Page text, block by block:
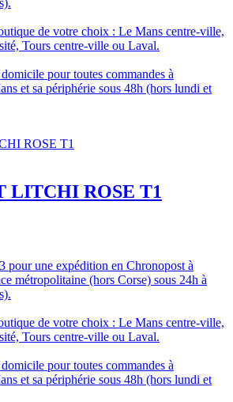
de votre choix : Le Mans centre-ville,
Tours centre-ville ou Laval.
pour toutes commandes à
et sa périphérie sous 48h (hors lundi et
LITCHI ROSE T1
pour une expédition en Chronopost à
métropolitaine (hors Corse) sous 24h à
de votre choix : Le Mans centre-ville,
Tours centre-ville ou Laval.
pour toutes commandes à
et sa périphérie sous 48h (hors lundi et